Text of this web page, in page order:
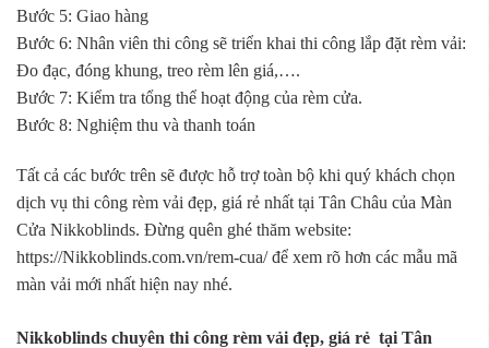
Bước 5: Giao hàng
Bước 6: Nhân viên thi công sẽ triển khai thi công lắp đặt rèm vải:
Đo đạc, đóng khung, treo rèm lên giá,….
Bước 7: Kiểm tra tổng thể hoạt động của rèm cửa.
Bước 8: Nghiệm thu và thanh toán
Tất cả các bước trên sẽ được hỗ trợ toàn bộ khi quý khách chọn
dịch vụ thi công rèm vải đẹp, giá rẻ nhất tại Tân Châu của Màn
Cửa Nikkoblinds. Đừng quên ghé thăm website:
https://Nikkoblinds.com.vn/rem-cua/ để xem rõ hơn các mẫu mã
màn vải mới nhất hiện nay nhé.
Nikkoblinds chuyên thi công rèm vải đẹp, giá rẻ tại Tân